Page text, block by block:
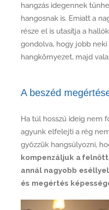
hangzás idegennek
hangosnak is. Emiatt a
része el is utasítja a
gondolva, hogy jobb
hangkörnyezet, majd
A beszéd
Ha túl hosszú ideig nem
agyunk elfelejti a rég
győzzük hangsúlyozni,
kompenzáljuk a
annál nagyobb
és megértés